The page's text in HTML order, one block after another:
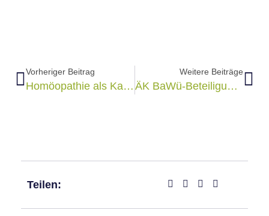
Vorheriger Beitrag
Homöopathie als Kassenleistung macht Sinn
Weitere Beiträge
ÄK BaWü-Beteiligungsverfahren zur Homöopathie funktioniert nicht
Teilen: